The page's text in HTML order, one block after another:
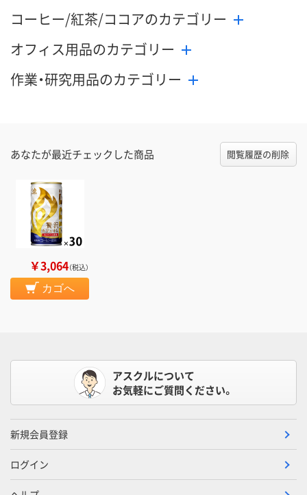
コーヒー/紅茶/ココアのカテゴリー
オフィス用品のカテゴリー
作業・研究用品のカテゴリー
あなたが最近チェックした商品 閲覧履歴の削除
￥3,064（税込）
カゴへ
アスクルについて
お気軽にご質問ください。
新規会員登録
ログイン